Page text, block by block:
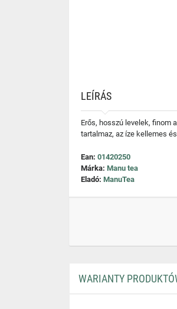
LEÍRÁS
Erős, hosszú levelek, finom
tartalmaz, az íze kellemes
Ean: 01420250
Márka: Manu tea
Eladó: ManuTea
WARIANTY